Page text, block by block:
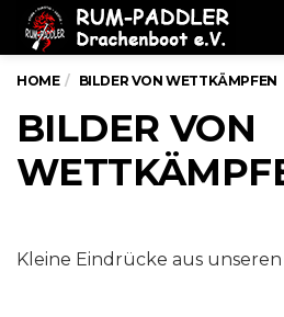
HOME BILDER VON WETTKÄMPFEN
BILDER VON
Kleine Eindrücke aus